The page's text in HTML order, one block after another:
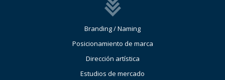
Branding / Naming
Posicionamiento de marca
Dirección artística
Estudios de mercado